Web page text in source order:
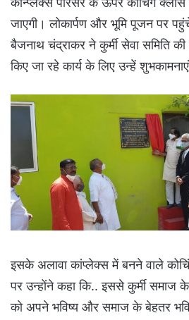
जाएगी। लोकार्पण और भूमि पूजन पर
बैजनाथ चंद्राकर ने कुर्मी सेवा समिति की
किए जा रहे कार्य के लिए उन्हें
इसके अलावा कांप्लेक्स में बनने वाले
पर उन्होंने कहा कि.. इससे कुर्मी समाज
को अपने भविष्य और समाज के बेहतर